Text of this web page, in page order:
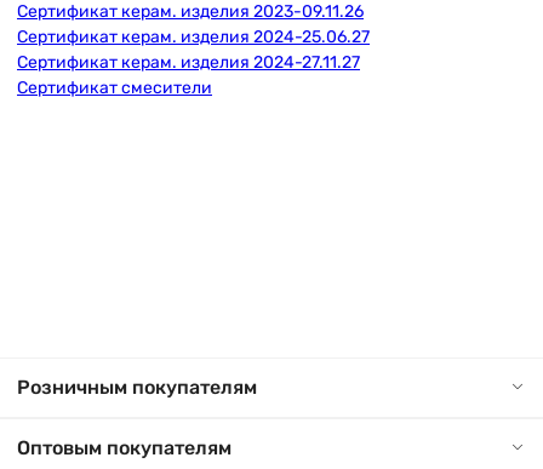
Сертификат керам. изделия 2023-09.11.26
Сертификат керам. изделия 2024-25.06.27
Сертификат керам. изделия 2024-27.11.27
Сертификат смесители
Розничным покупателям
Оптовым покупателям